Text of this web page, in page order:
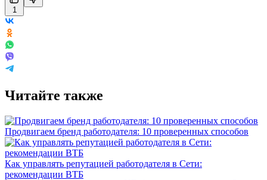
1
Читайте также
Продвигаем бренд работодателя: 10 проверенных способов
Как управлять репутацией работодателя в Сети:
рекомендации ВТБ